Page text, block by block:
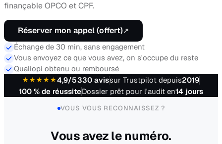
finançable OPCO et CPF.
Réserver mon appel (offert)↗
Échange de 30 min, sans engagement
Vous envoyez ce que vous avez, on s'occupe du reste
Qualiopi obtenu ou remboursé
★★★★★4,9/5330 avissur Trustpilot depuis2019
100 % de réussiteDossier prêt pour l'audit en14 jours
VOUS VOUS RECONNAISSEZ ?
Vous avez le numéro.